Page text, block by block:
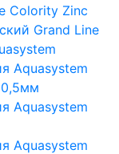
Colority Zinc
Grand Line
Aquasystem
0,5мм
Aquasystem
Aquasystem